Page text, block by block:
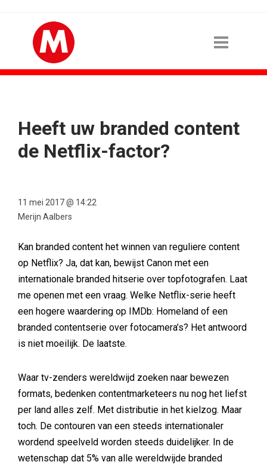
Heeft uw branded content
de Netflix-factor?
11 mei 2017 @ 14:22
Merijn Aalbers
Kan branded content het winnen van reguliere content
op Netflix? Ja, dat kan, bewijst Canon met een
internationale branded hitserie over topfotografen. Laat
me openen met een vraag. Welke Netflix-serie heeft
een hogere waardering op IMDb: Homeland of een
branded contentserie over fotocamera’s? Het antwoord
is niet moeilijk. De laatste.
Waar tv-zenders wereldwijd zoeken naar bewezen
formats, bedenken contentmarketeers nu nog het liefst
per land alles zelf. Met distributie in het kielzog. Maar
toch. De contouren van een steeds internationaler
wordend speelveld worden steeds duidelijker. In de
wetenschap dat 5% van alle wereldwijde branded